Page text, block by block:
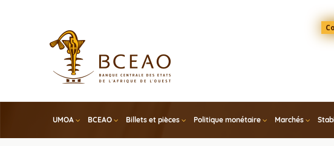
Top
UMOA BCEAO Billets et pièces Politique monétaire Marchés